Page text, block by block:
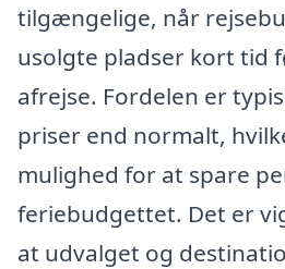
tilgængelige, når
usolgte pladser kort tid
afrejse. Fordelen er
priser end normalt,
mulighed for at spare
feriebudgettet. Det er
at udvalget og